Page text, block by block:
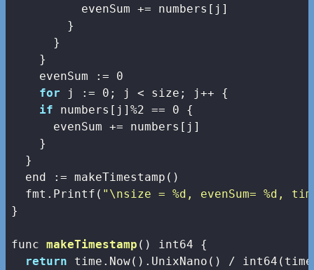
          evenSum += numbers[j]
        }
      }
    }
    evenSum :=
0
for j := 0 ; j < size; j++ {
if numbers[j]%2 == 0 {
      evenSum += numbers[j]
    }
  }
  end := makeTimestamp()
  fmt.Printf(
"\nsize = %d, evenSum= %d,
}
func makeTimestamp () int64 {
return time.Now().UnixNano() /